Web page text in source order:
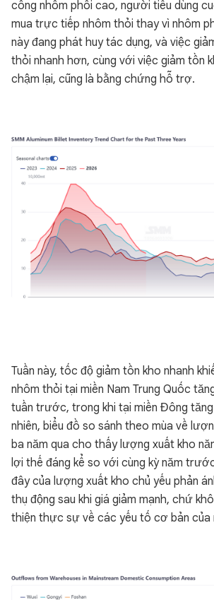
công nhôm phôi cao, người tiêu dùng
mua trực tiếp nhôm thỏi thay vì nhôm
này đang phát huy tác dụng, và việc
thỏi nhanh hơn, cùng với việc giảm tồn
chậm lại, cũng là bằng chứng hỗ trợ.
Tuần này, tốc độ giảm tồn kho nhanh
nhôm thỏi tại miền Nam Trung Quốc
tuần trước, trong khi tại miền Đông
nhiên, biểu đồ so sánh theo mùa về
ba năm qua cho thấy lượng xuất kho
lợi thế đáng kể so với cùng kỳ năm
đây của lượng xuất kho chủ yếu phản
thụ động sau khi giá giảm mạnh, chứ
thiện thực sự về các yếu tố cơ bản của